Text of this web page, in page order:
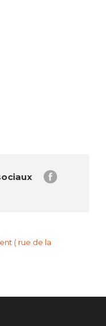
( rue de la